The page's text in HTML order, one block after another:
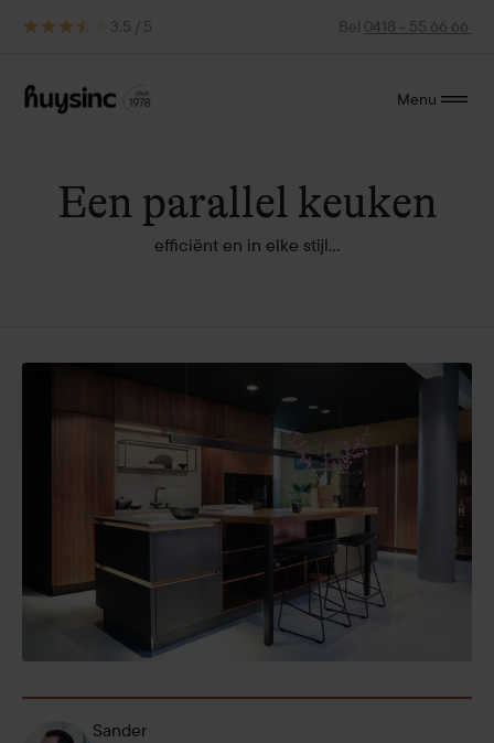
3.5 / 5 Bel 0418 - 55 66 66
Menu
Een parallel keuken
efficiënt en in elke stijl...
Sander